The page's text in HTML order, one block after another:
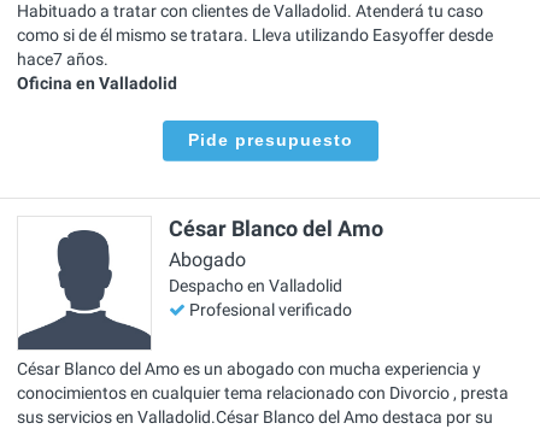
Habituado a tratar con clientes de Valladolid. Atenderá tu caso
como si de él mismo se tratara. Lleva utilizando Easyoffer desde
hace7 años.
Oficina en Valladolid
Pide presupuesto
César Blanco del Amo
Abogado
Despacho en Valladolid
Profesional verificado
César Blanco del Amo es un abogado con mucha experiencia y
conocimientos en cualquier tema relacionado con Divorcio , presta
sus servicios en Valladolid.César Blanco del Amo destaca por su